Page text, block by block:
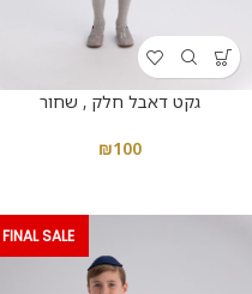
גקט דאבל חלק , שחור
₪100
FINAL SALE